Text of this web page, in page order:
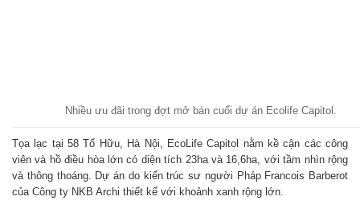
Nhiều ưu đãi trong đợt mở bán cuối dự án Ecolife Capitol.
Tọa lạc tại 58 Tố Hữu, Hà Nội, EcoLife Capitol nằm kề cận các công
viên và hồ điều hòa lớn có diện tích 23ha và 16,6ha, với tầm nhìn rộng
và thông thoáng. Dự án do kiến trúc sư người Pháp Francois Barberot
của Công ty NKB Archi thiết kế với khoảnh xanh rộng lớn.